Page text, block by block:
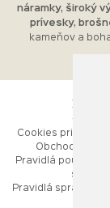
náramky, široký
prívesky,
kameňov a
ESHOP
Cookies pri
Obchodné
Pravidlá
stránok
Pravidlá